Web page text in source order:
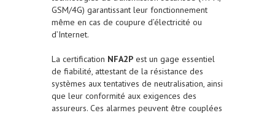
GSM/4G) garantissant leur fonctionnement
même en cas de coupure d’électricité ou
d’Internet.
La certification NFA2P est un gage essentiel
de fiabilité, attestant de la résistance des
systèmes aux tentatives de neutralisation, ainsi
que leur conformité aux exigences des
assureurs. Ces alarmes peuvent être couplées